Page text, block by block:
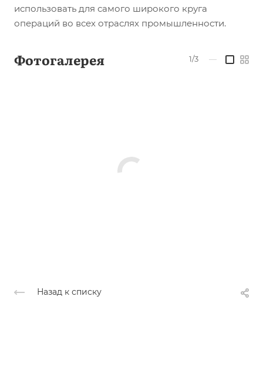
использовать для самого широкого круга
операций во всех отраслях промышленности.
Фотогалерея 1/3 —
Назад к списку